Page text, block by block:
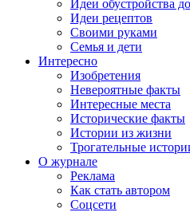
Идеи обустройства
Идеи рецептов
Своими руками
Семья и дети
Интересно
Изобретения
Невероятные факты
Интересные места
Исторические факты
Истории из жизни
Трогательные
О журнале
Реклама
Как стать автором
Соцсети